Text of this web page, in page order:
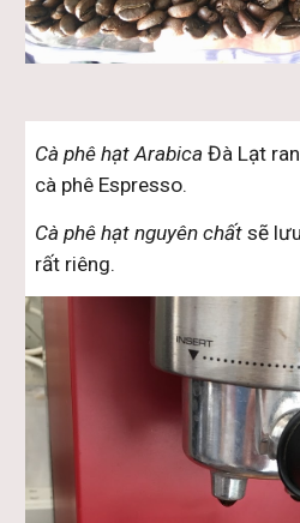
Cà phê hạt Arabica Đà Lạt
cà phê Espresso.
Cà phê hạt nguyên chất sẽ
rất riêng.